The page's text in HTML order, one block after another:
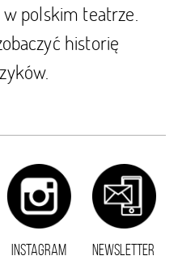
w polskim teatrze.
historię
INSTAGRAM NEWSLETTER